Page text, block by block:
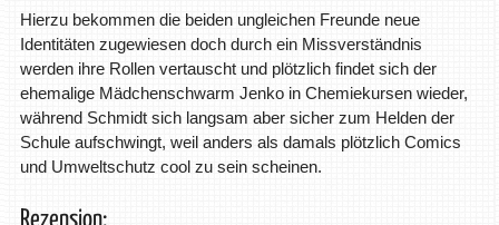
Hierzu bekommen die beiden ungleichen Freunde neue
Identitäten zugewiesen doch durch ein Missverständnis
werden ihre Rollen vertauscht und plötzlich findet sich der
ehemalige Mädchenschwarm Jenko in Chemiekursen wieder,
während Schmidt sich langsam aber sicher zum Helden der
Schule aufschwingt, weil anders als damals plötzlich Comics
und Umweltschutz cool zu sein scheinen.